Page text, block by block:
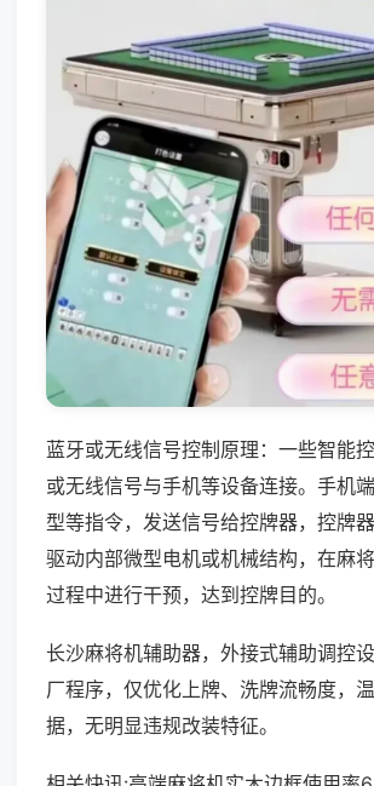
蓝牙或无线信号控制原理：一些智能
或无线信号与手机等设备连接。手机
型等指令，发送信号给控牌器，控牌
驱动内部微型电机或机械结构，在麻
过程中进行干预，达到控牌目的。
长沙麻将机辅助器，外接式辅助调控
厂程序，仅优化上牌、洗牌流畅度，
据，无明显违规改装特征。